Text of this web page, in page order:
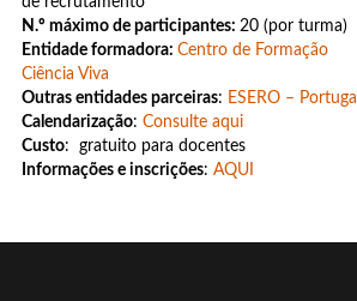
N.º máximo de participantes: 20 (por turma)
Entidade formadora:Centro de Formação
Ciência Viva
Outras entidades parceiras: ESERO – Portugal
Calendarização:Consulte aqui
Custo: gratuito para docentes
Informações e inscrições:AQUI